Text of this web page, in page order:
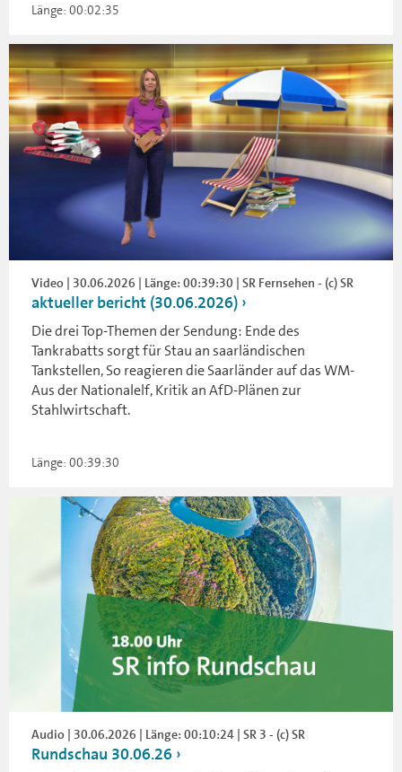
Länge: 00:02:35
Video | 30.06.2026 | Länge: 00:39:30 | SR Fernsehen - (c) SR
aktueller bericht (30.06.2026)
Die drei Top-Themen der Sendung: Ende des
Tankrabatts sorgt für Stau an saarländischen
Tankstellen, So reagieren die Saarländer auf das WM-
Aus der Nationalelf, Kritik an AfD-Plänen zur
Stahlwirtschaft.
Länge: 00:39:30
Audio | 30.06.2026 | Länge: 00:10:24 | SR 3 - (c) SR
Rundschau 30.06.26